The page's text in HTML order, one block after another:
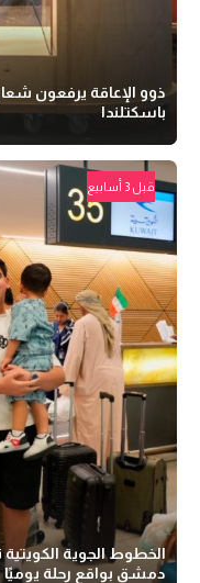
ذوو الإعاقة يرفعون
باسكتلندا
قبل 3 أسابيع
الخطوط الجوية
دمشق بواقع رحلة يوميًا